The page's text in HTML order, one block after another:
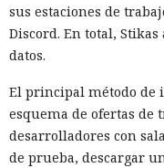
sus estaciones de
Discord. En total,
datos.
El principal método de
esquema de ofertas de
desarrolladores con
de prueba, descargar